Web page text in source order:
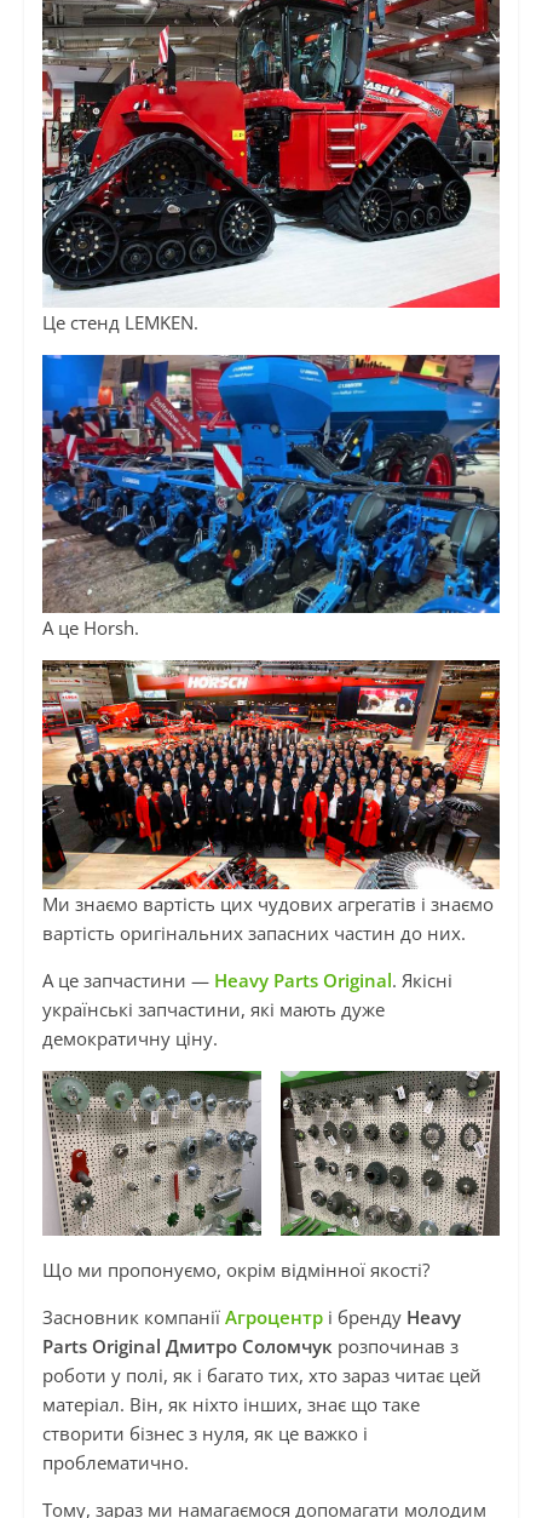
Це стенд LEMKEN.
А це Horsh.
Ми знаємо вартість цих чудових агрегатів і знаємо
вартість оригінальних запасних частин до них.
А це запчастини — Heavy Parts Original. Якісні
українські запчастини, які мають дуже
демократичну ціну.
Що ми пропонуємо, окрім відмінної якості?
Засновник компанії Агроцентр і бренду Heavy
Parts Original Дмитро Соломчук розпочинав з
роботи у полі, як і багато тих, хто зараз читає цей
матеріал. Він, як ніхто інших, знає що таке
створити бізнес з нуля, як це важко і
проблематично.
Тому, зараз ми намагаємося допомагати молодим